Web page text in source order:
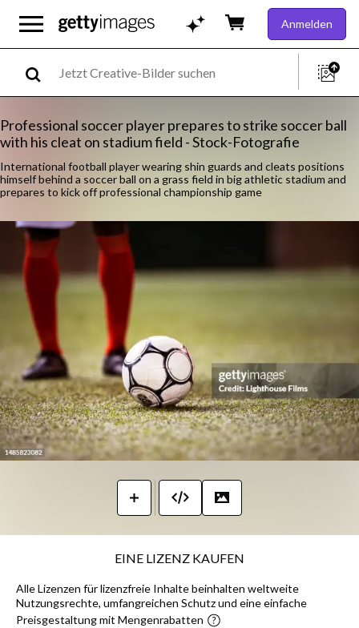
Anmelden
Professional soccer player prepares to strike soccer ball
with his cleat on stadium field - Stock-Fotografie
International football player wearing shin guards and cleats positions
himself behind a soccer ball on a grass field in big athletic stadium and
prepares to kick off professional championship game
EINE LIZENZ KAUFEN
Alle Lizenzen für lizenzfreie Inhalte beinhalten weltweite
Nutzungsrechte, umfangreichen Schutz und eine einfache
Preisgestaltung mit Mengenrabatten